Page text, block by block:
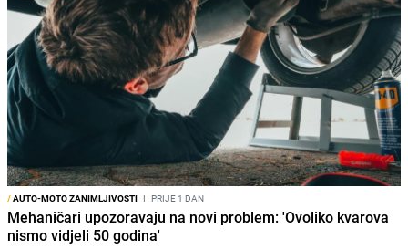
/AUTO-MOTO ZANIMLJIVOSTI I PRIJE 1 DAN
Mehaničari upozoravaju na novi problem: 'Ovoliko kvarova
nismo vidjeli 50 godina'